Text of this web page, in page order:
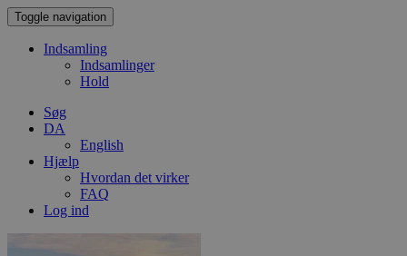
Toggle navigation
Indsamling
Indsamlinger
Hold
Søg
DA
English
Hjælp
Hvordan det virker
FAQ
Log ind